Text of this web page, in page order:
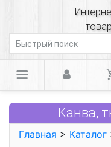
Канва,
Главная > Каталог